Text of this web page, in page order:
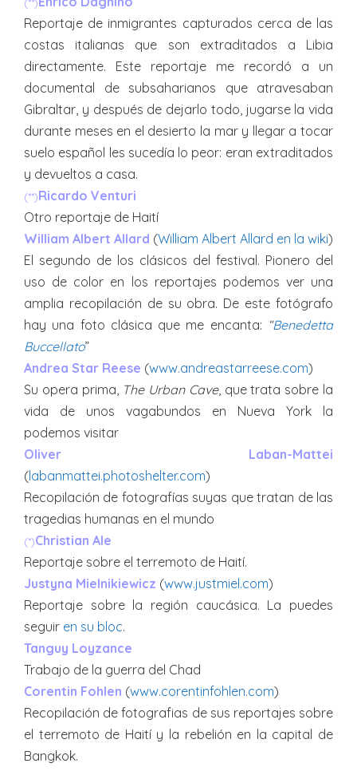
(**)
Reportaje de inmigrantes capturados cerca de las
costas italianas que son extraditados a Libia
directamente. Este reportaje me recordó a un
documental de subsaharianos que atravesaban
Gibraltar, y después de dejarlo todo, jugarse la vida
durante meses en el desierto la mar y llegar a tocar
suelo español les sucedía lo peor: eran extraditados
y devueltos a casa.
(**)Ricardo Venturi
Otro reportaje de Haití
William Albert Allard (William Albert Allard en la wiki)
El segundo de los clásicos del festival. Pionero del
uso de color en los reportajes podemos ver una
amplia recopilación de su obra. De este fotógrafo
hay una foto clásica que me encanta: “Benedetta
Buccellato”
Andrea Star Reese (www.andreastarreese.com)
Su opera prima, The Urban Cave, que trata sobre la
vida de unos vagabundos en Nueva York la
podemos visitar
Oliver Laban-Mattei
(labanmattei.photoshelter.com)
Recopilación de fotografías suyas que tratan de las
tragedias humanas en el mundo
(*)Christian Ale
Reportaje sobre el terremoto de Haití.
Justyna Mielnikiewicz (www.justmiel.com)
Reportaje sobre la región caucásica. La puedes
seguir en su bloc.
Tanguy Loyzance
Trabajo de la guerra del Chad
Corentin Fohlen (www.corentinfohlen.com)
Recopilación de fotografias de sus reportajes sobre
el terremoto de Haití y la rebelión en la capital de
Bangkok.